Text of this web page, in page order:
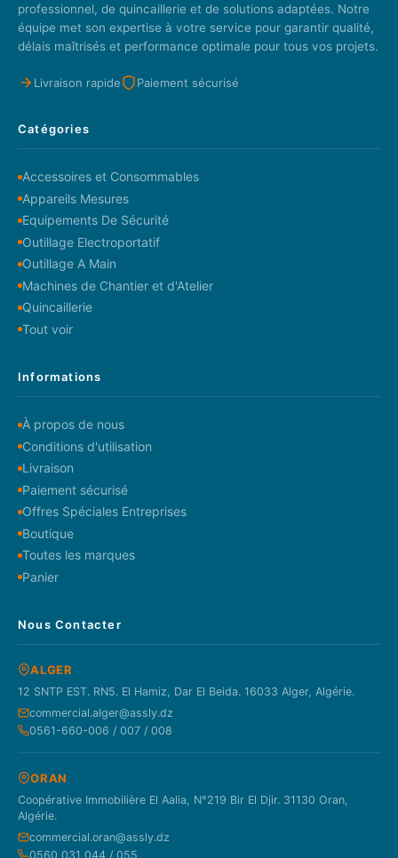
professionnel, de quincaillerie et de solutions adaptées. Notre
équipe met son expertise à votre service pour garantir qualité,
délais maîtrisés et performance optimale pour tous vos projets.
Livraison rapide Paiement sécurisé
Catégories
Accessoires et Consommables
Appareils Mesures
Equipements De Sécurité
Outillage Electroportatif
Outillage A Main
Machines de Chantier et d'Atelier
Quincaillerie
Tout voir
Informations
À propos de nous
Conditions d'utilisation
Livraison
Paiement sécurisé
Offres Spéciales Entreprises
Boutique
Toutes les marques
Panier
Nous Contacter
ALGER
12 SNTP EST. RN5. El Hamiz, Dar El Beida. 16033 Alger, Algérie.
commercial.alger@assly.dz
0561-660-006 / 007 / 008
ORAN
Coopérative Immobilière El Aalia, N°219 Bir El Djir. 31130 Oran,
Algérie.
commercial.oran@assly.dz
0560 031 044 / 055